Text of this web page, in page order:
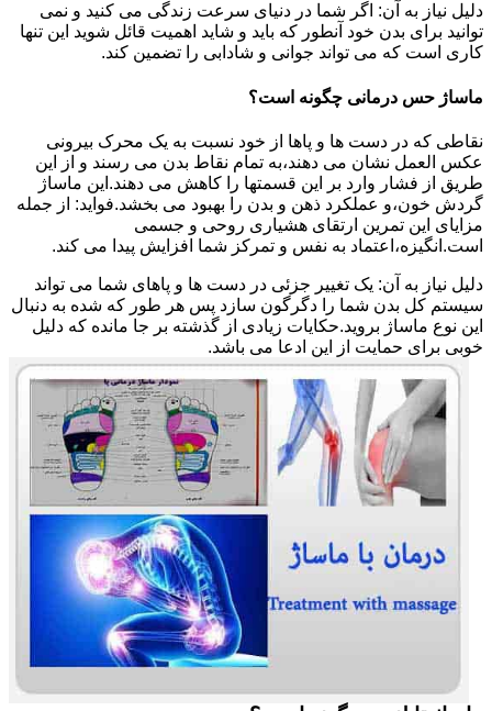
دلیل نیاز به آن: اگر شما در دنیای سرعت زندگی می کنید و نمی
توانید برای بدن خود آنطور که باید و شاید اهمیت قائل شوید این تنها
کاری است که می تواند جوانی و شادابی را تضمین کند.
ماساژ حس درمانی چگونه است؟
نقاطی که در دست ها و پاها از خود نسبت به یک محرک بیرونی
عکس العمل نشان می دهند،به تمام نقاط بدن می رسند و از این
طریق از فشار وارد بر این قسمتها را کاهش می دهند.این ماساژ
گردش خون،و عملکرد ذهن و بدن را بهبود می بخشد.فواید: از جمله
مزایای این تمرین ارتقای هشیاری روحی و جسمی
است.انگیزه،اعتماد به نفس و تمرکز شما افزایش پیدا می کند.
دلیل نیاز به آن: یک تغییر جزئی در دست ها و پاهای شما می تواند
سیستم کل بدن شما را دگرگون سازد پس هر طور که شده به دنبال
این نوع ماساژ بروید.حکایات زیادی از گذشته بر جا مانده که دلیل
خوبی برای حمایت از این ادعا می باشد.